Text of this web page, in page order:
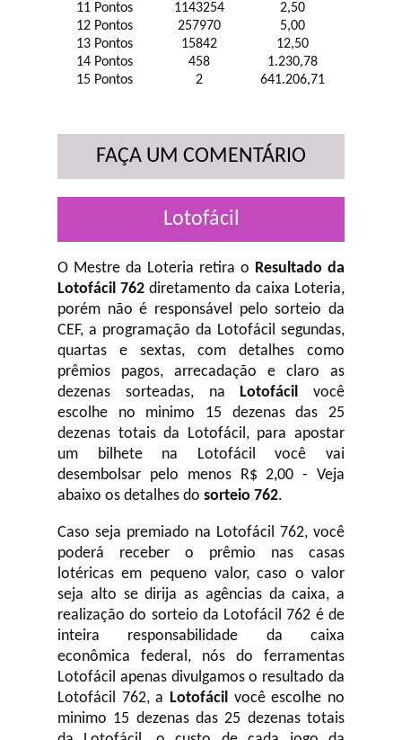
11 Pontos
1143254
2,50
12 Pontos
257970
5,00
13 Pontos
15842
12,50
14 Pontos
458
1.230,78
15 Pontos
2 641.206,71
FAÇA UM COMENTÁRIO
Lotofácil
O Mestre da Loteria retira o Resultado da
Lotofácil 762 diretamento da caixa Loteria,
porém não é responsável pelo sorteio da
CEF, a programação da Lotofácil segundas,
quartas e sextas, com detalhes como
prêmios pagos, arrecadação e claro as
dezenas sorteadas, na Lotofácil você
escolhe no minimo 15 dezenas das 25
dezenas totais da Lotofácil, para apostar
um bilhete na Lotofácil você vai
desembolsar pelo menos R$ 2,00 - Veja
abaixo os detalhes do sorteio 762.
Caso seja premiado na Lotofácil 762, você
poderá receber o prêmio nas casas
lotéricas em pequeno valor, caso o valor
seja alto se dirija as agências da caixa, a
realização do sorteio da Lotofácil 762 é de
inteira responsabilidade da caixa
econômica federal, nós do ferramentas
Lotofácil apenas divulgamos o resultado da
Lotofácil 762, a Lotofácil você escolhe no
minimo 15 dezenas das 25 dezenas totais